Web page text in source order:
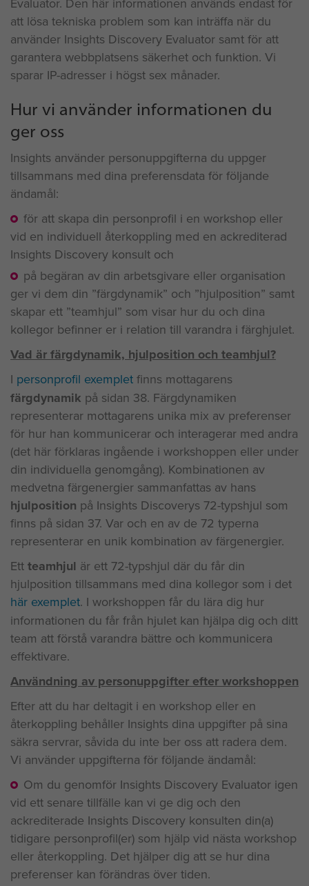
att lösa tekniska problem som kan inträffa när du
använder Insights Discovery Evaluator samt för att
garantera webbplatsens säkerhet och funktion. Vi
sparar IP-adresser i högst sex månader.
Hur vi använder informationen du
ger oss
Insights använder personuppgifterna du uppger
tillsammans med dina preferensdata för följande
ändamål:
för att skapa din personprofil i en workshop eller
vid en individuell återkoppling med en ackrediterad
Insights Discovery konsult och
på begäran av din arbetsgivare eller organisation
ger vi dem din ”färgdynamik” och ”hjulposition” samt
skapar ett ”teamhjul” som visar hur du och dina
kollegor befinner er i relation till varandra i färghjulet.
Vad är färgdynamik, hjulposition och teamhjul?
I personprofil exempletfinns mottagarens
färgdynamik på sidan 38. Färgdynamiken
representerar mottagarens unika mix av preferenser
för hur han kommunicerar och interagerar med andra
(det här förklaras ingående i workshoppen eller under
din individuella genomgång). Kombinationen av
medvetna färgenergier sammanfattas av hans
hjulposition på Insights Discoverys 72-typshjul som
finns på sidan 37. Var och en av de 72 typerna
representerar en unik kombination av färgenergier.
Ettteamhjul är ett 72-typshjul där du får din
hjulposition tillsammans med dina kollegor som i det
här exemplet. I workshoppen får du lära dig hur
informationen du får från hjulet kan hjälpa dig och ditt
team att förstå varandra bättre och kommunicera
effektivare.
Användning av personuppgifter efter workshoppen
Efter att du har deltagit i en workshop eller en
återkoppling behåller Insights dina uppgifter på sina
säkra servrar, såvida du inte ber oss att radera dem.
Vi använder uppgifterna för följande ändamål:
Om du genomför Insights Discovery Evaluator igen
vid ett senare tillfälle kan vi ge dig och den
ackrediterade Insights Discovery konsulten din(a)
tidigare personprofil(er) som hjälp vid nästa workshop
eller återkoppling. Det hjälper dig att se hur dina
preferenser kan förändras över tiden.